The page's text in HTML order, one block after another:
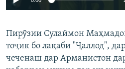
Auto 240p
Пирӯзии Сулаймон
тоҷик бо лақаби "Ҷаллод",
чеченаш дар Арманистон